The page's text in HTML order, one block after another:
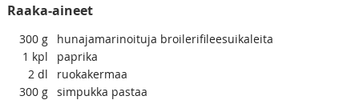
Raaka-aineet
300 g
hunajamarinoituja broilerifileesuikaleita
1 kpl
paprika
2 dl
ruokakermaa
300 g simpukka pastaa